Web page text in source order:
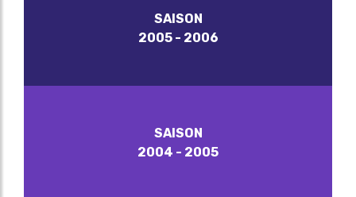
SAISON
2005 - 2006
SAISON
2004 - 2005